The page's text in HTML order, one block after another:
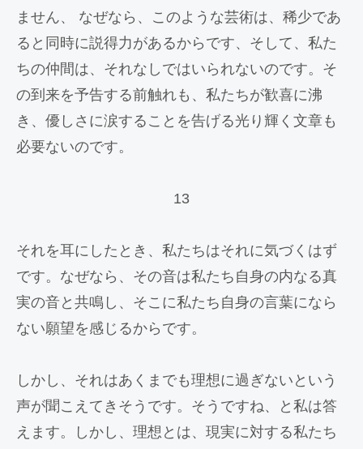
ません、 なぜなら、このような芸術は、稀少であ
ると同時に説得力があるからです、そして、私た
ちの仲間は、それなしではいられないのです。そ
の到来を予告する前触れも、私たちが歓喜に沸
き、優しさに涙することを告げる光り輝く文章も
必要ないのです。
13
それを耳にしたとき、私たちはそれに気づくはず
です。なぜなら、その音は私たち自身の内なる真
実の音と共鳴し、そこに私たち自身の言葉になら
ない願望を感じるからです。
しかし、それはあくまでも理想に過ぎないという
声が聞こえてきそうです。そうですね、と私は答
えます。しかし、理想とは、現実に対する私たち